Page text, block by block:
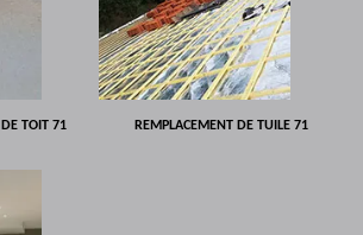
DE TOIT 71 REMPLACEMENT DE TUILE 71